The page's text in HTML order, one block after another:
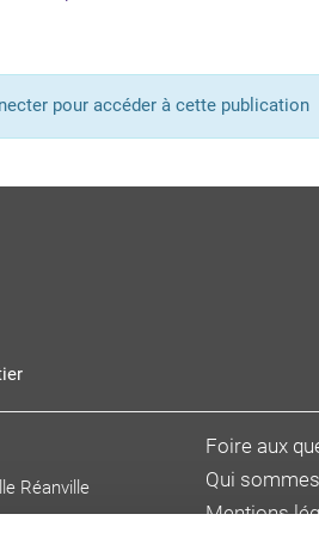
pour accéder à cette publication
Réanville
Foire aux
Qui
Mentions